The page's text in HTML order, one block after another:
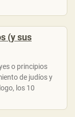
(y sus
o principios
de judíos y
los 10